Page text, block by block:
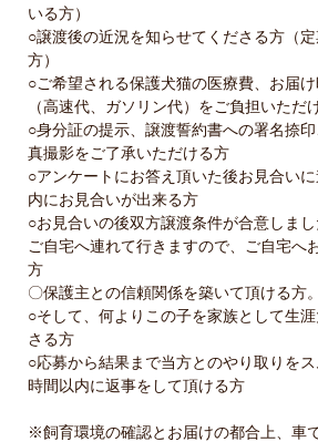
いる方）
○譲渡後の近況を知らせてくださる方（
方）
○ご希望される保護犬猫の医療費、お届
（高速代、ガソリン代）をご負担いただ
○身分証の提示、譲渡誓約書への署名捺
真撮影をご了承いただける方
○アンケートにお答え頂いた後お見合い
内にお見合いが出来る方
○お見合いの後双方譲渡条件が合意しま
ご自宅へ連れて行きますので、ご自宅へ
方
〇保護主との信頼関係を築いて頂ける方。
○そして、何よりこの子を家族として生
さる方
○応募から結果まで当方とのやり取りを
時間以内に返事をして頂ける方
※飼育環境の確認とお届けの都合上、車